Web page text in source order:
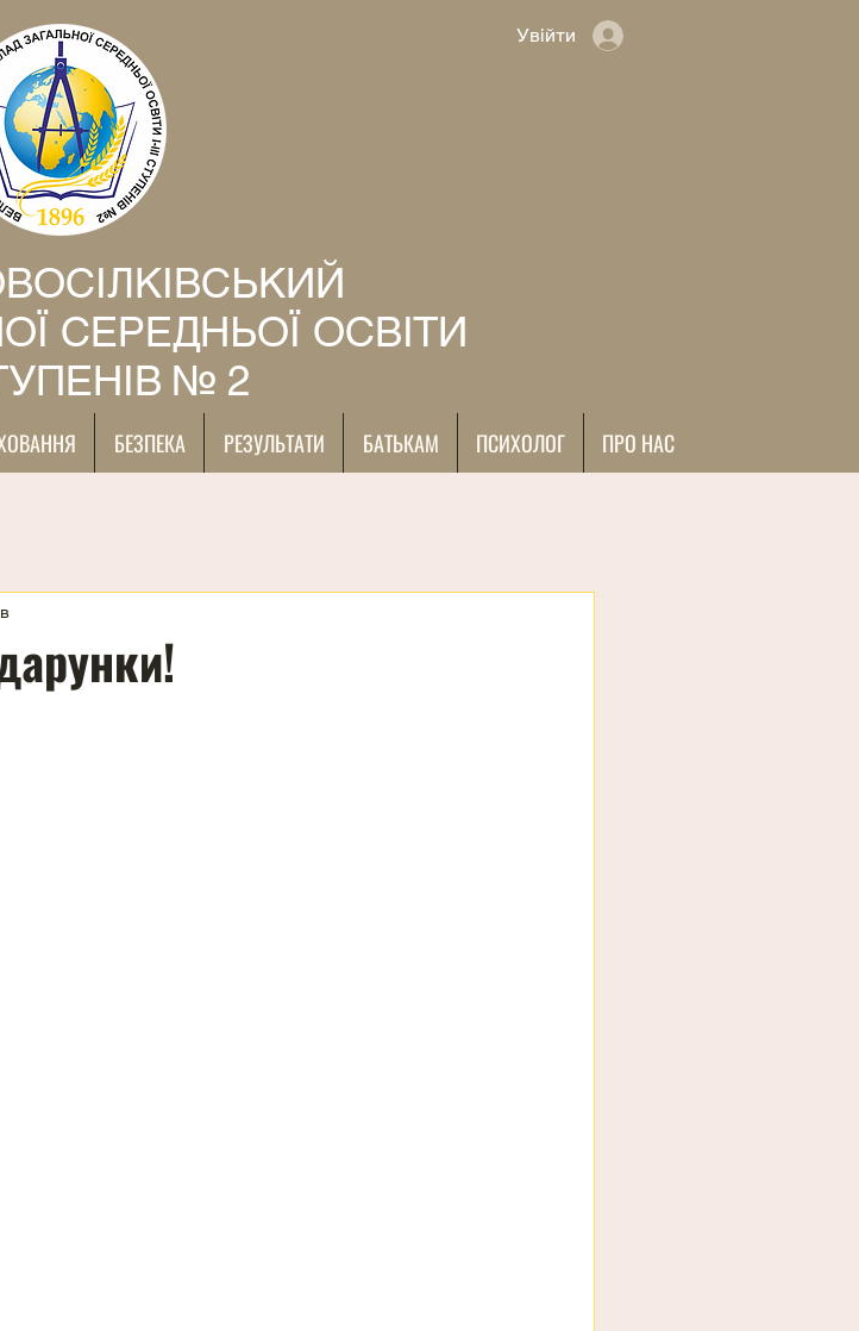
Увійти
СЕРЕДНЬОЇ ОСВІТИ
№ 2
БЕЗПЕКА РЕЗУЛЬТАТИ БАТЬКАМ ПСИХОЛОГ ПРО НАС